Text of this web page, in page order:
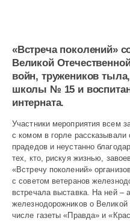
Победы
920
«Встреча поколений»
Великой
войн, тружеников
школы № 15 и
интерната.
Участники мероприятия всем
с комом в горле рассказывали
прадедов и неустанно
тех, кто, рискуя жизнью,
«Встречу поколений»
с советом ветеранов
встречала выставка. На ней –
железнодорожников о
числе газеты «Правда» и